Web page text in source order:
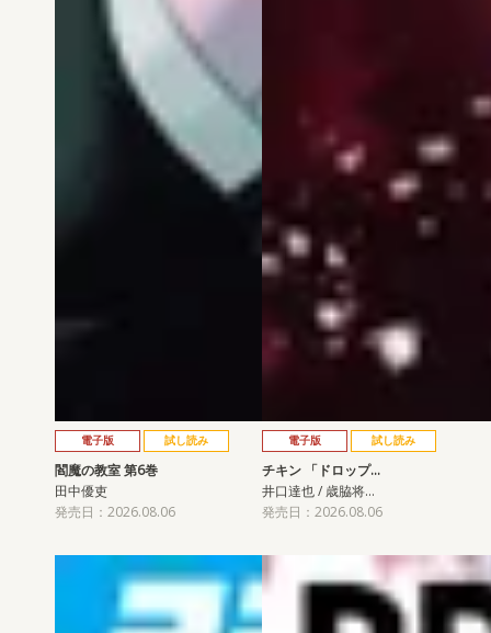
電子版 試し読み
閻魔の教室 第6巻
田中優吏
発売日：2026.08.06
電子版 試し読み
チキン 「ドロップ…
井口達也 / 歳脇将…
発売日：2026.08.06